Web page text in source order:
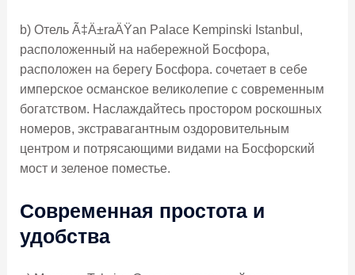
b) Отель Ã‡Ä±raÄŸan Palace Kempinski Istanbul,
расположенный на набережной Босфора,
расположен на берегу Босфора. сочетает в себе
имперское османское великолепие с современным
богатством. Наслаждайтесь простором роскошных
номеров, экстравагантным оздоровительным
центром и потрясающими видами на Босфорский
мост и зеленое поместье.
Современная простота и
удобства